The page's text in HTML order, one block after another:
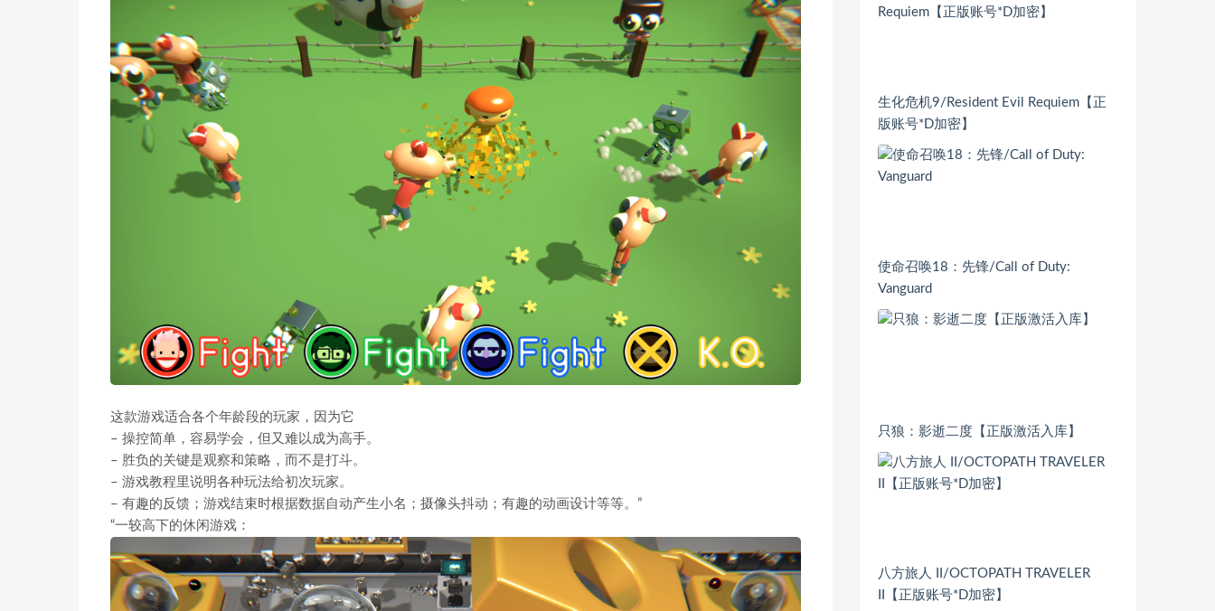
这款游戏适合各个年龄段的玩家，因为它
– 操控简单，容易学会，但又难以成为高手。
– 胜负的关键是观察和策略，而不是打斗。
– 游戏教程里说明各种玩法给初次玩家。
– 有趣的反馈；游戏结束时根据数据自动产生小名；摄像头抖动；有趣的动画设计等等。”
“一较高下的休闲游戏：
生化危机9/Resident Evil Requiem【正
版账号*D加密】
使命召唤18：先锋/Call of Duty:
Vanguard
只狼：影逝二度【正版激活入库】
八方旅人 II/OCTOPATH TRAVELER
II【正版账号*D加密】